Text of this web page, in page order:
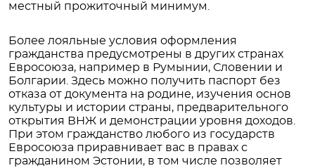
местный прожиточный минимум.
Более лояльные условия оформления
гражданства предусмотрены в других странах
Евросоюза, например в Румынии, Словении и
Болгарии. Здесь можно получить паспорт без
отказа от документа на родине, изучения основ
культуры и истории страны, предварительного
открытия ВНЖ и демонстрации уровня доходов.
При этом гражданство любого из государств
Евросоюза приравнивает вас в правах с
гражданином Эстонии, в том числе позволяет